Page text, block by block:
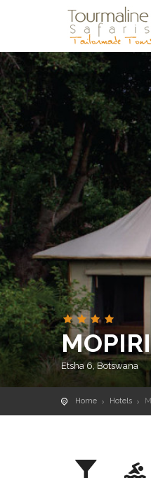
Etsha 6, Botswana
Home Hotels